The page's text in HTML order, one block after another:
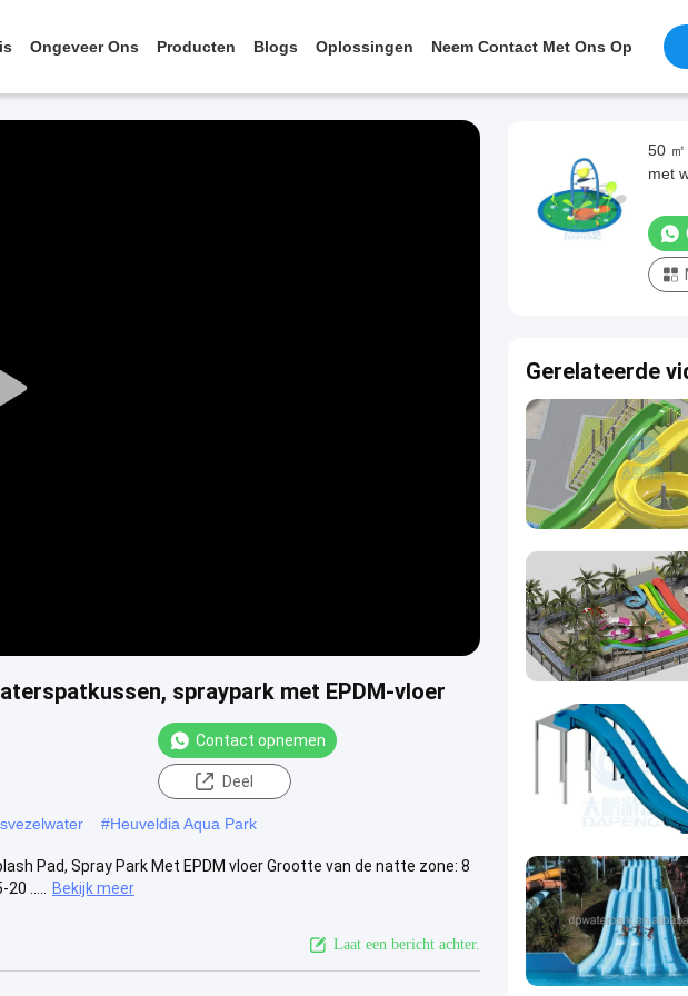
Ongeveer Ons Producten Blogs Oplossingen Neem Contact Met Ons Op
Play
spraypark met EPDM-vloer
Contact opnemen
Deel
#Heuveldia Aqua Park
Pad, Spray Park Met EPDM vloer Grootte van de natte zone: 8
.....
Bekijk meer
Laat een bericht achter.
50
met
Gerelateerde